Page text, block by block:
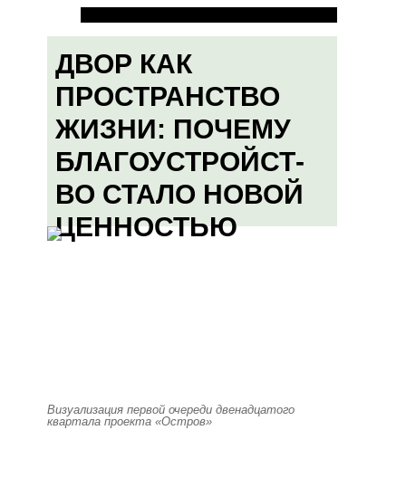
ДВОР КАК
ПРОСТРАНСТВО
ЖИЗНИ: ПОЧЕМУ
БЛАГОУСТРОЙСТ-
ВО СТАЛО НОВОЙ
ЦЕННОСТЬЮ
Визуализация первой очереди двенадцатого
квартала проекта «Остров»